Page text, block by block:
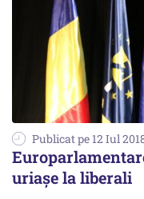
Publicat pe 12 Iul
uriașe la liberali